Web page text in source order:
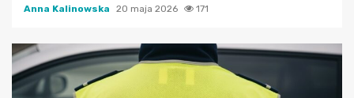
Anna Kalinowska 20 maja 2026 171